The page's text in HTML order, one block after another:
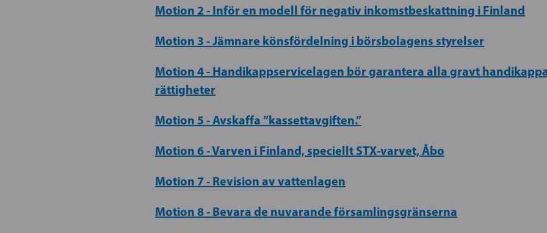
Motion 2 - Inför en modell för negativ inkomstbeskattning i Finland
Motion 3 - Jämnare könsfördelning i börsbolagens styrelser
Motion 4 - Handikappservicelagen bör garantera alla gravt
rättigheter
Motion 5 - Avskaffa ”kassettavgiften.”
Motion 6 - Varven i Finland, speciellt STX-varvet, Åbo
Motion 7 - Revision av vattenlagen
Motion 8 - Bevara de nuvarande församlingsgränserna